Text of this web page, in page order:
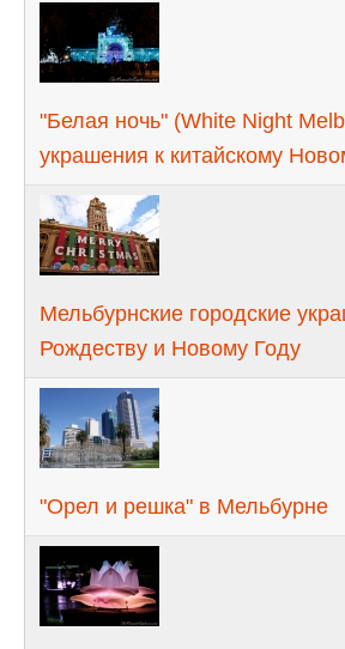
"Белая ночь" (White Night
украшения к китайскому
Мельбурнские городские
Рождеству и Новому Году
"Орел и решка" в Мельбурне